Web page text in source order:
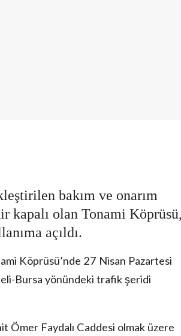
bakım ve onarım
kapalı olan Tonami Köprüsü,
açıldı.
Köprüsü’nde 27 Nisan Pazartesi
Bursa yönündeki trafik şeridi
Ömer Faydalı Caddesi olmak üzere